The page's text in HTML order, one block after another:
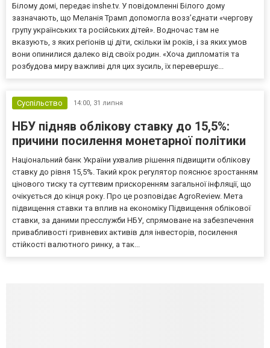
Білому домі, передає inshe.tv. У повідомленні Білого дому
зазначають, що Меланія Трамп допомогла возз’єднати «чергову
групу українських та російських дітей». Водночас там не
вказують, з яких регіонів ці діти, скільки їм років, і за яких умов
вони опинилися далеко від своїх родин. «Хоча дипломатія та
розбудова миру важливі для цих зусиль, їх перевершує...
Суспільство 14:00, 31 липня
НБУ підняв облікову ставку до 15,5%:
причини посилення монетарної політики
Національний банк України ухвалив рішення підвищити облікову
ставку до рівня 15,5%. Такий крок регулятор пояснює зростанням
цінового тиску та суттєвим прискоренням загальної інфляції, що
очікується до кінця року. Про це розповідає AgroReview. Мета
підвищення ставки та вплив на економіку Підвищення облікової
ставки, за даними пресслужби НБУ, спрямоване на забезпечення
привабливості гривневих активів для інвесторів, посилення
стійкості валютного ринку, а так...